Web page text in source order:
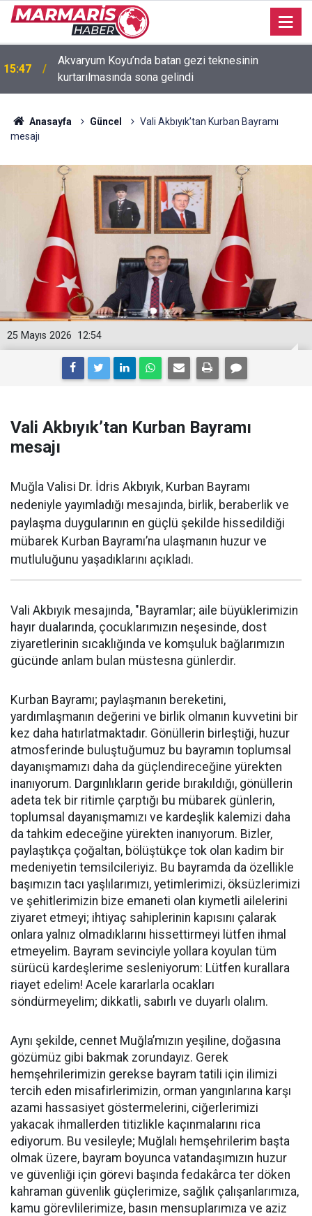
15:47
Akvaryum Koyu’nda batan gezi teknesinin
kurtarılmasında sona gelindi
Anasayfa Güncel
Vali Akbıyık’tan Kurban Bayramı
mesajı
12:54
25 Mayıs 2026
Vali Akbıyık’tan Kurban Bayramı
mesajı
Muğla Valisi Dr. İdris Akbıyık, Kurban Bayramı
nedeniyle yayımladığı mesajında, birlik, beraberlik ve
paylaşma duygularının en güçlü şekilde hissedildiği
mübarek Kurban Bayramı’na ulaşmanın huzur ve
mutluluğunu yaşadıklarını açıkladı.
Vali Akbıyık mesajında, "Bayramlar; aile büyüklerimizin
hayır dualarında, çocuklarımızın neşesinde, dost
ziyaretlerinin sıcaklığında ve komşuluk bağlarımızın
gücünde anlam bulan müstesna günlerdir.
Kurban Bayramı; paylaşmanın bereketini,
yardımlaşmanın değerini ve birlik olmanın kuvvetini bir
kez daha hatırlatmaktadır. Gönüllerin birleştiği, huzur
atmosferinde buluştuğumuz bu bayramın toplumsal
dayanışmamızı daha da güçlendireceğine yürekten
inanıyorum. Dargınlıkların geride bırakıldığı, gönüllerin
adeta tek bir ritimle çarptığı bu mübarek günlerin,
toplumsal dayanışmamızı ve kardeşlik kalemizi daha
da tahkim edeceğine yürekten inanıyorum. Bizler,
paylaştıkça çoğaltan, bölüştükçe tok olan kadim bir
medeniyetin temsilcileriyiz. Bu bayramda da özellikle
başımızın tacı yaşlılarımızı, yetimlerimizi, öksüzlerimizi
ve şehitlerimizin bize emaneti olan kıymetli ailelerini
ziyaret etmeyi; ihtiyaç sahiplerinin kapısını çalarak
onlara yalnız olmadıklarını hissettirmeyi lütfen ihmal
etmeyelim. Bayram sevinciyle yollara koyulan tüm
sürücü kardeşlerime sesleniyorum: Lütfen kurallara
riayet edelim! Acele kararlarla ocakları
söndürmeyelim; dikkatli, sabırlı ve duyarlı olalım.
Aynı şekilde, cennet Muğla’mızın yeşiline, doğasına
gözümüz gibi bakmak zorundayız. Gerek
hemşehrilerimizin gerekse bayram tatili için ilimizi
tercih eden misafirlerimizin, orman yangınlarına karşı
azami hassasiyet göstermelerini, ciğerlerimizi
yakacak ihmallerden titizlikle kaçınmalarını rica
ediyorum. Bu vesileyle; Muğlalı hemşehrilerim başta
olmak üzere, bayram boyunca vatandaşımızın huzur
ve güvenliği için görevi başında fedakârca ter döken
kahraman güvenlik güçlerimize, sağlık çalışanlarımıza,
kamu görevlilerimize, basın mensuplarımıza ve aziz